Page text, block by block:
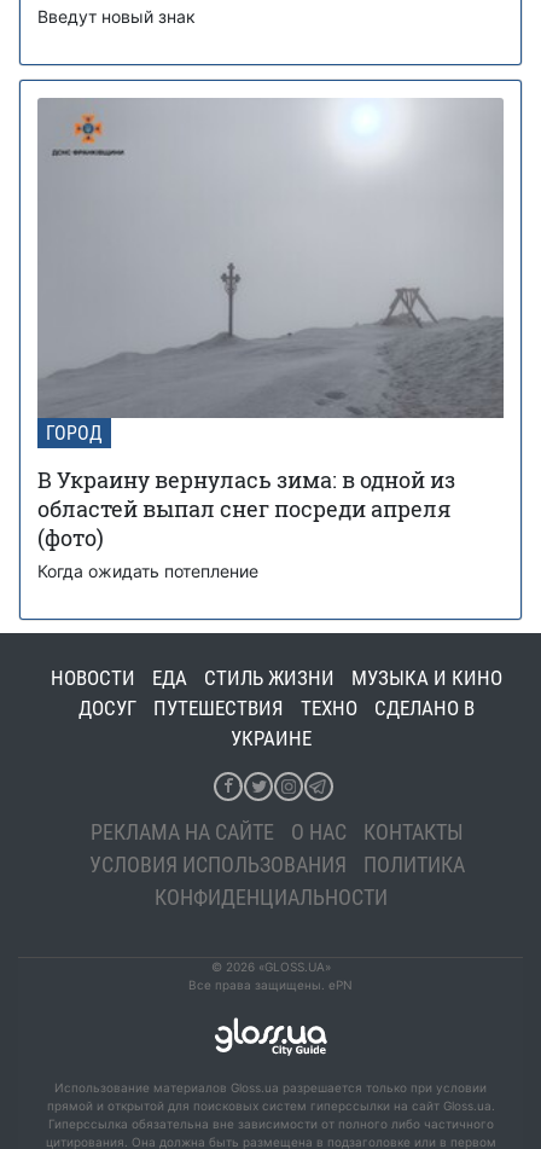
Введут новый знак
ГОРОД
В Украину вернулась зима: в одной из
областей выпал снег посреди апреля
(фото)
Когда ожидать потепление
НОВОСТИ ЕДА СТИЛЬ ЖИЗНИ
МУЗЫКА И КИНО
ДОСУГ
ПУТЕШЕСТВИЯ ТЕХНО
СДЕЛАНО В
УКРАИНЕ
РЕКЛАМА НА САЙТЕ О НАС
КОНТАКТЫ
УСЛОВИЯ ИСПОЛЬЗОВАНИЯ
ПОЛИТИКА
КОНФИДЕНЦИАЛЬНОСТИ
© 2026 «GLOSS.UA»
Все права защищены. ePN
Использование материалов Gloss.ua разрешается только при условии
прямой и открытой для поисковых систем гиперссылки на сайт Gloss.ua.
Гиперссылка обязательна вне зависимости от полного либо частичного
цитирования. Она должна быть размещена в подзаголовке или в первом